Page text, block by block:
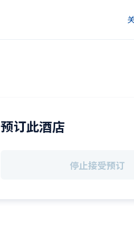
预订此酒店
停止接受预订